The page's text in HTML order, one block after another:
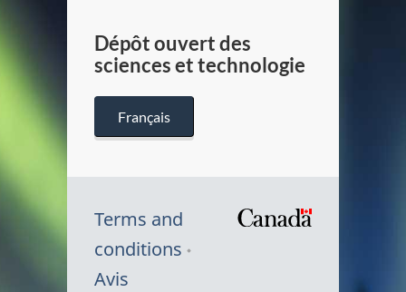
Dépôt ouvert des
sciences et technologie
Français
Terms and
conditions
Avis